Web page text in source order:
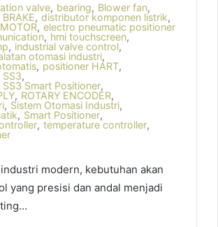
valve, bearing, Blower fan,
, distributor komponen listrik,
, electro pneumatic positioner
, hmi touchscreen,
, industrial valve control,
otomasi industri,
, positioner HART,
,
Smart Positioner,
, ROTARY ENCODER,
, Sistem Otomasi Industri,
, Smart Positioner,
, temperature controller,
modern, kebutuhan akan
yang presisi dan andal menjadi